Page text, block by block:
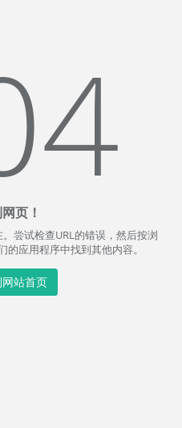
页！
尝试检查URL的错误，然后按浏
应用程序中找到其他内容。
站首页